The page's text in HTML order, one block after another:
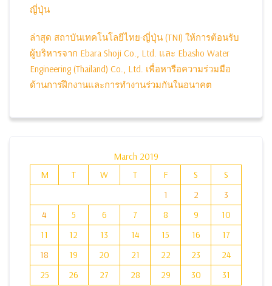
ญี่ปุ่น
ล่าสุด สถาบันเทคโนโลยีไทย-ญี่ปุ่น (TNI) ให้การต้อนรับ
ผู้บริหารจาก Ebara Shoji Co., Ltd. และ Ebasho Water
Engineering (Thailand) Co., Ltd. เพื่อหารือความร่วมมือ
ด้านการฝึกงานและการทำงานร่วมกันในอนาคต
March 2019
M
T W T F S
S
1
2
3
4
5 6 7 8 9
10
11
12 13 14 15 16
17
18
19 20 21 22 23
24
25
26 27 28 29 30
31